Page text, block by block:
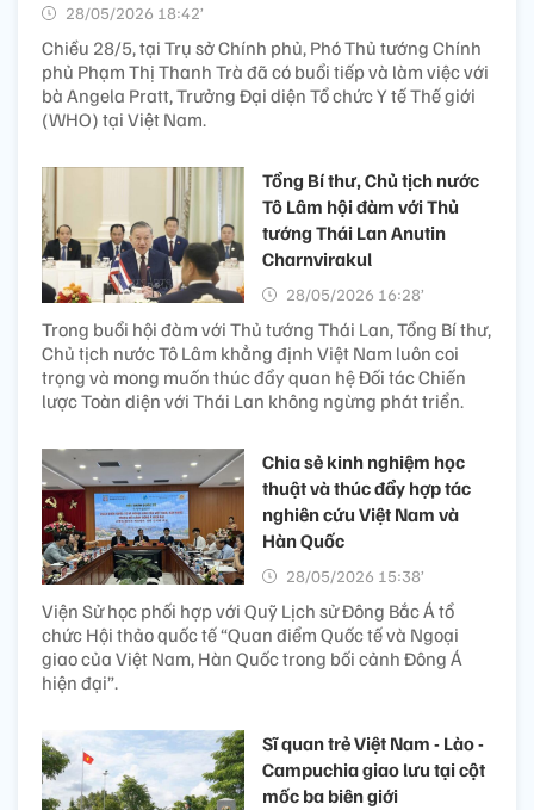
28/05/2026 18:42’
Chiều 28/5, tại Trụ sở Chính phủ, Phó Thủ tướng Chính
phủ Phạm Thị Thanh Trà đã có buổi tiếp và làm việc với
bà Angela Pratt, Trưởng Đại diện Tổ chức Y tế Thế giới
(WHO) tại Việt Nam.
Tổng Bí thư, Chủ tịch nước
Tô Lâm hội đàm với Thủ
tướng Thái Lan Anutin
Charnvirakul
28/05/2026 16:28’
Trong buổi hội đàm với Thủ tướng Thái Lan, Tổng Bí thư,
Chủ tịch nước Tô Lâm khẳng định Việt Nam luôn coi
trọng và mong muốn thúc đẩy quan hệ Đối tác Chiến
lược Toàn diện với Thái Lan không ngừng phát triển.
Chia sẻ kinh nghiệm học
thuật và thúc đẩy hợp tác
nghiên cứu Việt Nam và
Hàn Quốc
28/05/2026 15:38’
Viện Sử học phối hợp với Quỹ Lịch sử Đông Bắc Á tổ
chức Hội thảo quốc tế “Quan điểm Quốc tế và Ngoại
giao của Việt Nam, Hàn Quốc trong bối cảnh Đông Á
hiện đại”.
Sĩ quan trẻ Việt Nam - Lào -
Campuchia giao lưu tại cột
mốc ba biên giới